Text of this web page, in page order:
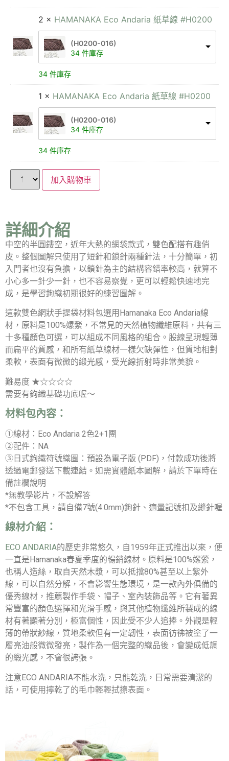
2 × HAMANAKA Eco Andaria 紙草線 #H0200
(H0200-016)
34 件庫存
34 件庫存
1 × HAMANAKA Eco Andaria 紙草線 #H0200
(H0200-016)
34 件庫存
34 件庫存
加入購物車
詳細介紹
中空的半圓鏤空，近年大熱的網袋款式，雙色配搭有趣俏
皮。整個圖解只使用了短針和鎖針兩種針法，十分簡單，初
入門者也沒有負擔，以鎖針為主的結構容錯率較高，就算不
小心多一針少一針，也不容易察覺，更可以輕鬆快速地完
成，是學習鉤織初期很好的練習圖解。
這款雙色網狀手提袋材料包選用Hamanaka Eco Andaria線
材，原料是100%嫘縈，不常見的天然植物纖維原料，共有三
十多種顏色可選，可以組成不同風格的組合。股線呈現輕薄
而扁平的質感，和所有紙草線材一樣欠缺彈性，但質地相對
柔軟，表面有微微的緞光感，受光線折射時非常美貌。
難易度 ★☆☆☆☆
需要有鉤織基礎功底喔～
材料包內容：
①線材：Eco Andaria 2色2+1團
②配件：NA
③日式鉤織符號織圖：預設為電子版 (PDF)，付款成功後將
透過電郵發送下載連結。如需實體紙本圖解，請於下單時在
備註欄說明
*無教學影片，不設解答
*不包含工具，請自備7號(4.0mm)鉤針、適量記號扣及縫針喔
線材介紹：
ECO ANDARIA的歷史非常悠久，自1959年正式推出以來，便
一直是Hamanaka春夏季度的暢銷線材。原料是100%嫘縈，
也稱人造絲，取自天然木漿，可以抵擋80%甚至以上紫外
線，可以自然分解，不會影響生態環境，是一款內外俱備的
優秀線材，推薦製作手袋、帽子、室內裝飾品等。它有著異
常豐富的顏色選擇和光滑手感，與其他植物纖維所製成的線
材有著顯著分別，極富個性，因此受不少人追捧。外觀是輕
薄的帶狀紗線，質地柔軟但有一定韌性，表面彷彿被塗了一
層亮油般微微發亮，製作為一個完整的織品後，會變成低調
的緞光感，不會很誇張。
注意ECO ANDARIA不能水洗，只能乾洗，日常需要清潔的
話，可使用擰乾了的毛巾輕輕拭擦表面。